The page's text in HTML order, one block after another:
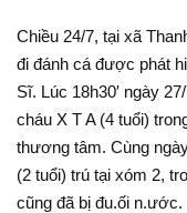
Chiều 24/7, tại xã
đi đánh cá được phát
Sĩ. Lúc 18h30′ ngày
cháu X T A (4 tuổi)
thương tâm. Cùng
(2 tuổi) trú tại xóm 2,
cũng đã bị đu.ối n.ước.